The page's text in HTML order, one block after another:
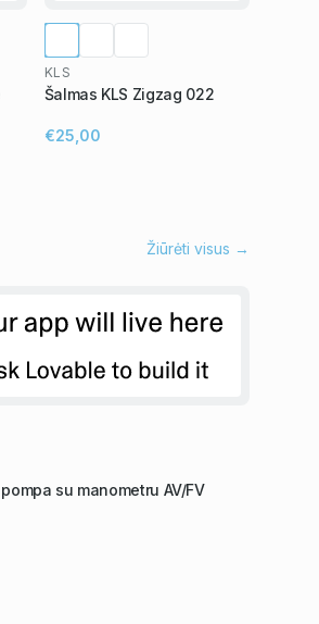
KLS
Šalmas KLS Zigzag 022
€25,00
Žiūrėti visus →
su manometru AV/FV